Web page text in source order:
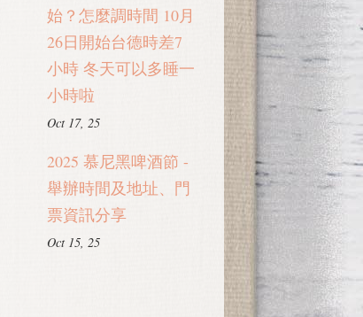
始？怎麼調時間 10月
26日開始台德時差7
小時 冬天可以多睡一
小時啦
Oct 17, 25
2025 慕尼黑啤酒節 -
舉辦時間及地址、門
票資訊分享
Oct 15, 25